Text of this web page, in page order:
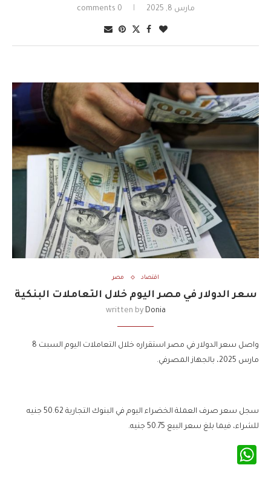
مارس 8, 2025 0 comments
اقتصاد مصر
سعر الدولار في مصر اليوم خلال التعاملات البنكية
written by Donia
واصل سعر الدولار في مصر استقراره خلال التعاملات اليوم السبت 8
مارس 2025، بالجهاز المصرفي.
سجل سعر صرف العملة الخضراء اليوم في البنوك التجارية 50.62 جنيه
للشراء، فيما بلغ سعر البيع 50.75 جنيه.